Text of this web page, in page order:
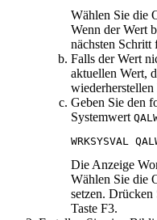
Wählen Sie die
Wenn der Wert
nächsten Schritt
Falls der Wert
aktuellen Wert,
wiederherstellen
Geben Sie den
Systemwert
WRKSYSVAL
Die Anzeige
Wählen Sie die
setzen. Drücken
Taste F3.